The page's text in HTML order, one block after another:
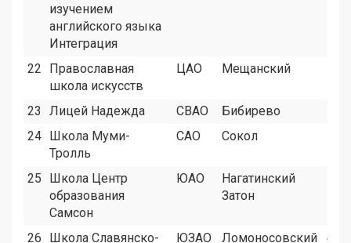
изучением
английского языка
Интеграция
22
Православная
школа искусств
ЦАО Мещанский
23 Лицей Надежда СВАО Бибирево
24 Школа Муми-
Тролль
САО Сокол
25
Школа Центр
образования
Самсон
ЮАО
Нагатинский
Затон
26
Школа Славянско-
ЮЗАО Ломоносовский 4